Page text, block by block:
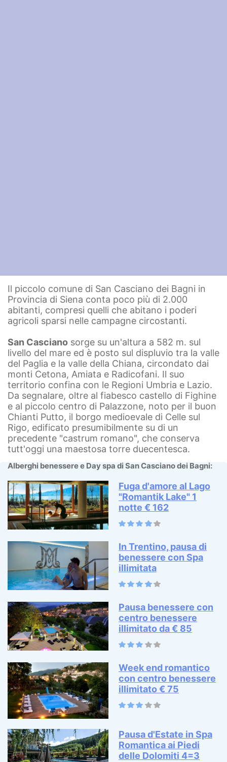
Il piccolo comune di San Casciano dei Bagni in
Provincia di Siena conta poco più di 2.000
abitanti, compresi quelli che abitano i poderi
agricoli sparsi nelle campagne circostanti.
San Casciano sorge su un'altura a 582 m. sul
livello del mare ed è posto sul displuvio tra la valle
del Paglia e la valle della Chiana, circondato dai
monti Cetona, Amiata e Radicofani. Il suo
territorio confina con le Regioni Umbria e Lazio.
Da segnalare, oltre al fiabesco castello di Fighine
e al piccolo centro di Palazzone, noto per il buon
Chianti Putto, il borgo medioevale di Celle sul
Rigo, edificato presumibilmente su di un
precedente "castrum romano", che conserva
tutt'oggi una maestosa torre duecentesca.
Alberghi benessere e Day spa di San Casciano dei Bagni:
Fuga d'amore al Lago
"Romantik Lake" 1
notte € 162
In Trentino, pausa di
benessere con Spa
illimitata
Pausa benessere con
centro benessere
illimitato da € 85
Week end romantico
con centro benessere
illimitato € 75
Pausa d'Estate in Spa
Romantica ai Piedi
delle Dolomiti 4=3